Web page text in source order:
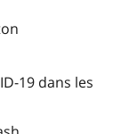
19 dans les